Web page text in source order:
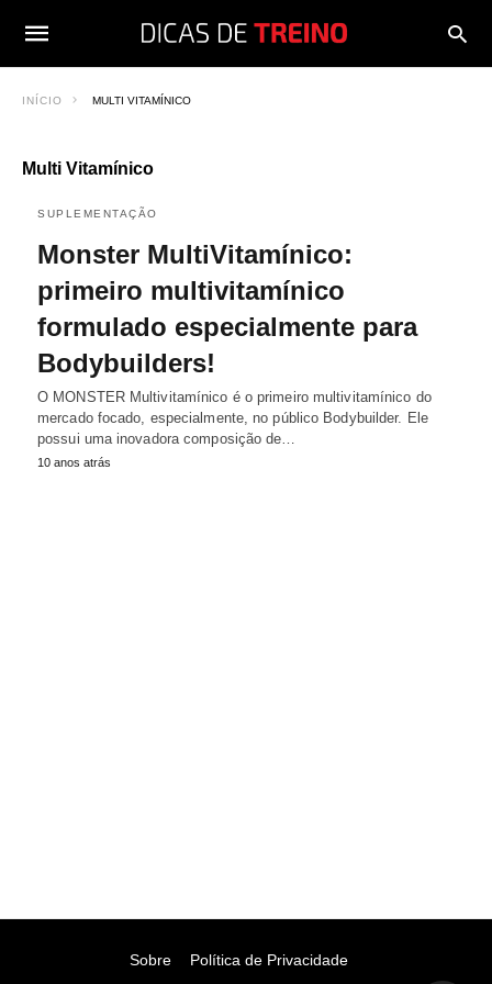
INÍCIO MULTI VITAMÍNICO
Multi Vitamínico
SUPLEMENTAÇÃO
Monster MultiVitamínico:
primeiro multivitamínico
formulado especialmente para
Bodybuilders!
O MONSTER Multivitamínico é o primeiro multivitamínico do
mercado focado, especialmente, no público Bodybuilder. Ele
possui uma inovadora composição de…
10 anos atrás
Sobre Política de Privacidade